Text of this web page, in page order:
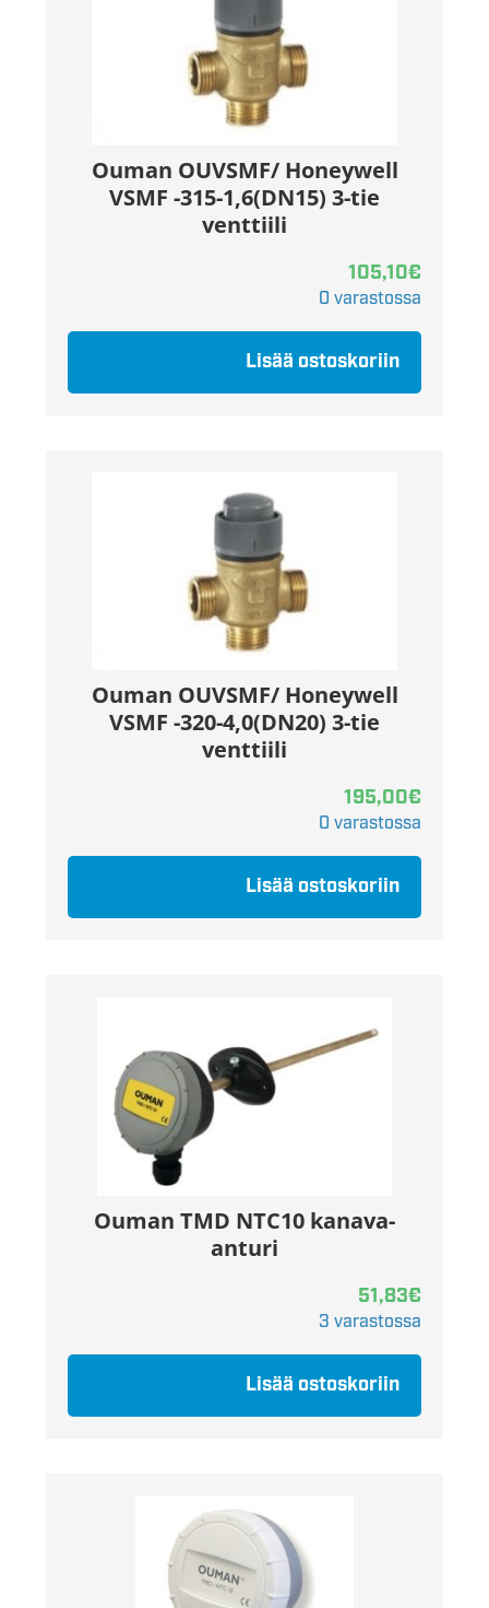
Ouman OUVSMF/ Honeywell
VSMF -315-1,6(DN15) 3-tie
venttiili
105,10€
0 varastossa
Lisää ostoskoriin
Ouman OUVSMF/ Honeywell
VSMF -320-4,0(DN20) 3-tie
venttiili
195,00€
0 varastossa
Lisää ostoskoriin
Ouman TMD NTC10 kanava-
anturi
51,83€
3 varastossa
Lisää ostoskoriin